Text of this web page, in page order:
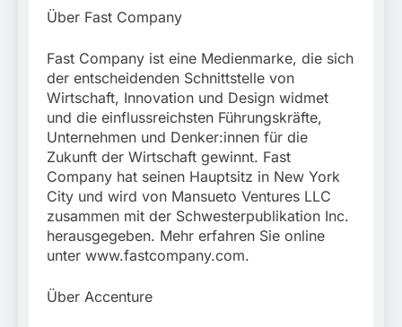
Über Fast Company
Fast Company ist eine Medienmarke, die sich
der entscheidenden Schnittstelle von
Wirtschaft, Innovation und Design widmet
und die einflussreichsten Führungskräfte,
Unternehmen und Denker:innen für die
Zukunft der Wirtschaft gewinnt. Fast
Company hat seinen Hauptsitz in New York
City und wird von Mansueto Ventures LLC
zusammen mit der Schwesterpublikation Inc.
herausgegeben. Mehr erfahren Sie online
unter www.fastcompany.com.
Über Accenture